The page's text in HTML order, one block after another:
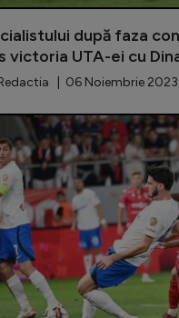
după faza
victoria UTA-ei cu
| 06 Noiembrie